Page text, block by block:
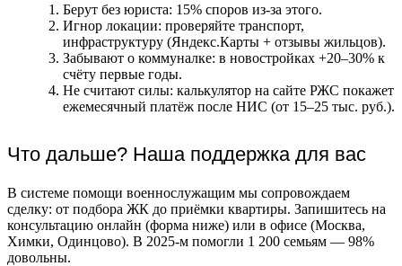
Берут без юриста: 15% споров из-за этого.
Игнор локации: проверяйте транспорт,
инфраструктуру (Яндекс.Карты + отзывы жильцов).
Забывают о коммуналке: в новостройках +20–30% к
счёту первые годы.
Не считают силы: калькулятор на сайте РЖС покажет
ежемесячный платёж после НИС (от 15–25 тыс. руб.).
Что дальше? Наша поддержка для вас
В системе помощи военнослужащим мы сопровождаем
сделку: от подбора ЖК до приёмки квартиры. Запишитесь на
консультацию онлайн (форма ниже) или в офисе (Москва,
Химки, Одинцово). В 2025-м помогли 1 200 семьям — 98%
довольны.